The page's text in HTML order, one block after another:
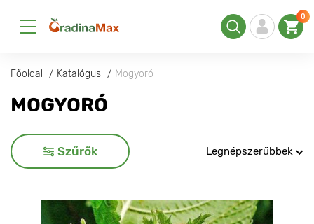
0
Főoldal Katalógus Mogyoró
MOGYORÓ
Szűrők Legnépszerűbbek